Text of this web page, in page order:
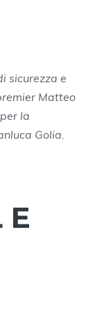
sicurezza e
Matteo
la
Golia.
E